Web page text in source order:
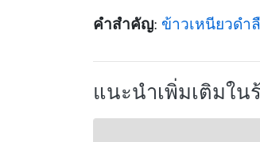
คำสำคัญ: ข้าวเหนียวดำ
แนะนำเพิ่มเติมใน